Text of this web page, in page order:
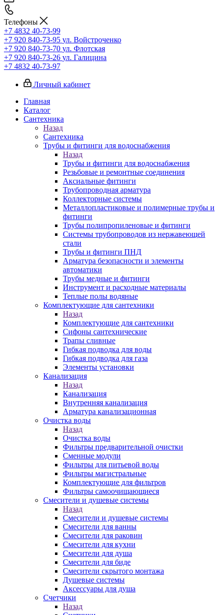
Телефоны
+7 4832 40-73-99
+7 920 840-73-95 ул. Войстроченко
+7 920 840-73-70 ул. Флотская
+7 920 840-73-26 ул. Галицина
+7 4832 40-73-97
Личный кабинет
Главная
Каталог
Сантехника
Назад
Сантехника
Трубы и фитинги для водоснабжения
Назад
Трубы и фитинги для водоснабжения
Резьбовые и ремонтные соединения
Аксиальные фитинги
Трубопроводная арматура
Коллекторные системы
Металлопластиковые и полимерные трубы и
фитинги
Трубы полипропиленовые и фитинги
Системы трубопроводов из нержавеющей
стали
Трубы и фитинги ПНД
Арматура безопасности и элементы
автоматики
Трубы медные и фитинги
Инструмент и расходные материалы
Теплые полы водяные
Комплектующие для сантехники
Назад
Комплектующие для сантехники
Сифоны сантехнические
Трапы сливные
Гибкая подводка для воды
Гибкая подводка для газа
Элементы установки
Канализация
Назад
Канализация
Внутренняя канализация
Арматура канализационная
Очистка воды
Назад
Очистка воды
Фильтры предварительной очистки
Сменные модули
Фильтры для питьевой воды
Фильтры магистральные
Комплектующие для фильтров
Фильтры самоочищающиеся
Смесители и душевые системы
Назад
Смесители и душевые системы
Смесители для ванны
Смесители для раковин
Смесители для кухни
Смесители для душа
Смесители для биде
Смесители скрытого монтажа
Душевые системы
Аксессуары для душа
Счетчики
Назад